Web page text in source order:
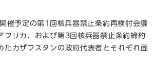
催予定の第1回核兵器禁止条約再検討会議
フリカ、および第3回核兵器禁止条約締約
たカザフスタンの政府代表者とそれぞれ面